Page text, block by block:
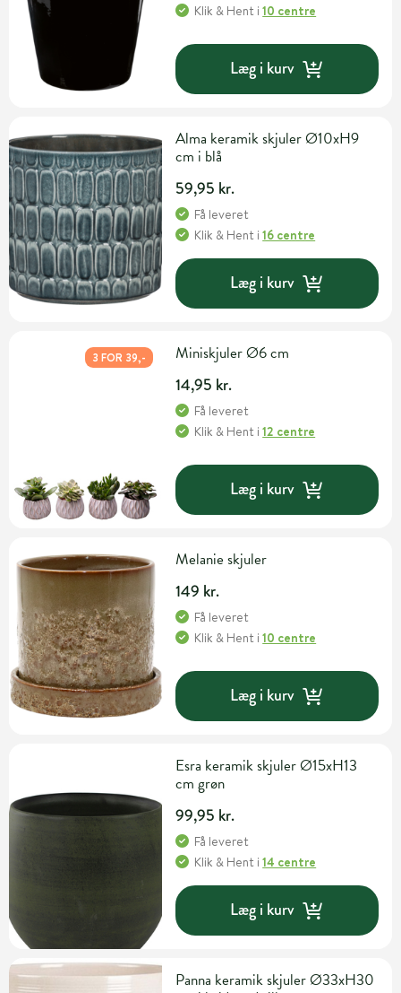
Klik & Hent i10 centre
Læg i kurv
Alma keramik skjuler Ø10xH9
cm i blå
59,95 kr.
Få leveret
Klik & Hent i16 centre
Læg i kurv
3 FOR 39,- Miniskjuler Ø6 cm
14,95 kr.
Få leveret
Klik & Hent i12 centre
Læg i kurv
Melanie skjuler
149 kr.
Få leveret
Klik & Hent i10 centre
Læg i kurv
Esra keramik skjuler Ø15xH13
cm grøn
99,95 kr.
Få leveret
Klik & Hent i14 centre
Læg i kurv
Panna keramik skjuler Ø33xH30